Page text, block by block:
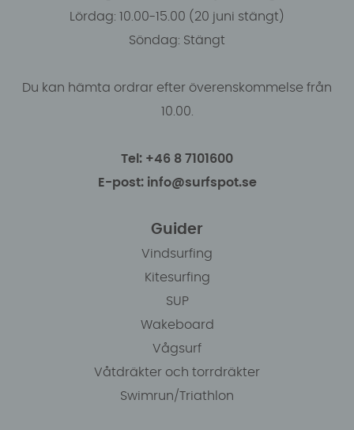
Lördag: 10.00-15.00 (20 juni stängt)
Söndag: Stängt
Du kan hämta ordrar efter överenskommelse från
10.00.
Tel: +46 8 7101600
E-post: info@surfspot.se
Guider
Vindsurfing
Kitesurfing
SUP
Wakeboard
Vågsurf
Våtdräkter och torrdräkter
Swimrun/Triathlon